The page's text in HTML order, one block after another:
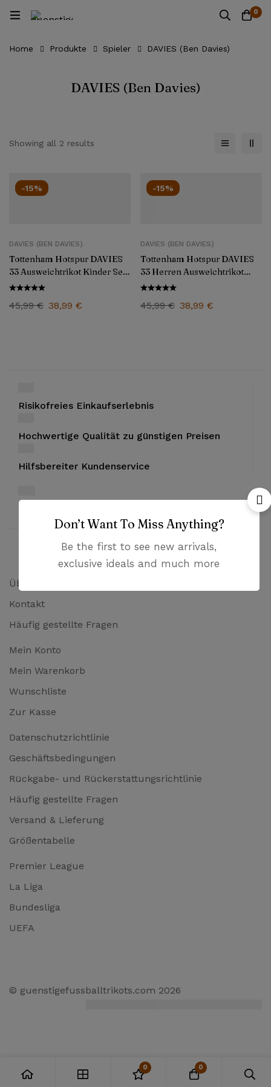
0
Home Produkte Spieler DAVIES (Ben Davies)
DAVIES (Ben Davies)
Showing all 2 results
-15%
DAVIES (BEN DAVIES)
Tottenham Hotspur DAVIES
33 Ausweichtrikot Kinder Set
2025/26
45,99€ 38,99 €
-15%
DAVIES (BEN DAVIES)
Tottenham Hotspur DAVIES
33 Herren Ausweichtrikot
2025/26
45,99€ 38,99 €
Risikofreies Einkaufserlebnis
Hochwertige Qualität zu günstigen Preisen
Hilfsbereiter Kundenservice
Über uns
Kontakt
Häufig gestellte Fragen
Mein Konto
Mein Warenkorb
Wunschliste
Zur Kasse
Datenschutzrichtlinie
Geschäftsbedingungen
Rückgabe- und Rückerstattungsrichtlinie
Häufig gestellte Fragen
Versand & Lieferung
Größentabelle
Premier League
La Liga
Bundesliga
UEFA
© guenstigefussballtrikots.com 2026
Don’t Want To Miss Anything?
Be the first to see new arrivals,
exclusive ideals and much more
0 0